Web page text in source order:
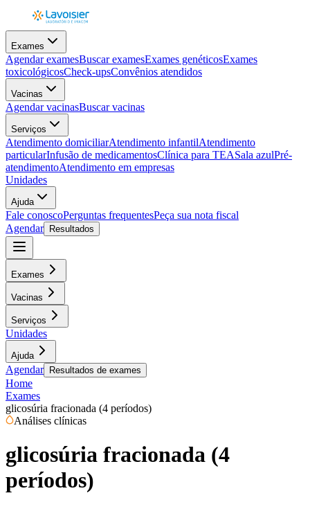
Exames
Agendar examesBuscar examesExames genéticosExames
toxicológicosCheck-upsConvênios atendidos
Vacinas
Agendar vacinasBuscar vacinas
Serviços
Atendimento domiciliarAtendimento infantilAtendimento
particularInfusão de medicamentosClínica para TEASala azulPré-
atendimentoAtendimento em empresas
Unidades
Ajuda
Fale conoscoPerguntas frequentesPeça sua nota fiscal
Agendar
Resultados
Exames
Vacinas
Serviços
Unidades
Ajuda
Agendar Resultados de exames
Home
Exames
glicosúria fracionada (4 períodos)
Análises clínicas
glicosúria fracionada (4
períodos)